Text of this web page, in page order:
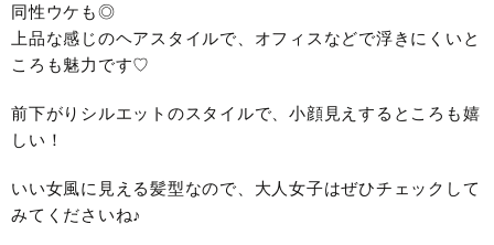
同性ウケも◎
上品な感じのヘアスタイルで、オフィスなどで浮きにくいと
ころも魅力です♡
前下がりシルエットのスタイルで、小顔見えするところも嬉
しい！
いい女風に見える髪型なので、大人女子はぜひチェックして
みてくださいね♪